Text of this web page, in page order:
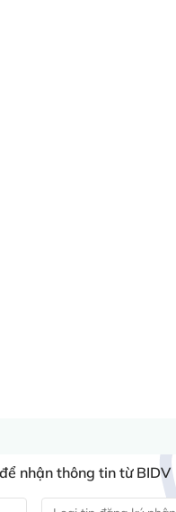
nhận thông tin từ BIDV